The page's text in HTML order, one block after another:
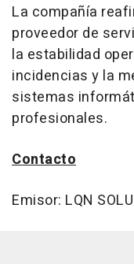
La compañía
proveedor de
la estabilidad
incidencias y la
sistemas
profesionales.
Contacto
Emisor: LQN